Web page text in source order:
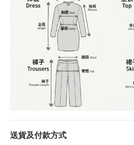
送貨及付款方式